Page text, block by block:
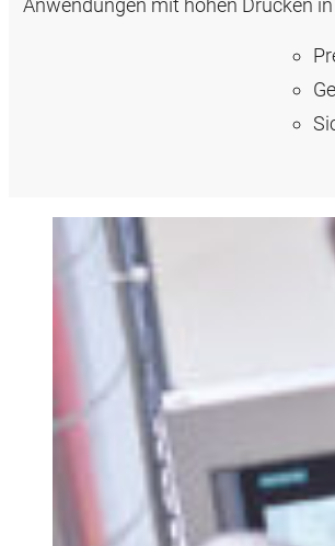
Anwendungen mit hohen Drücken